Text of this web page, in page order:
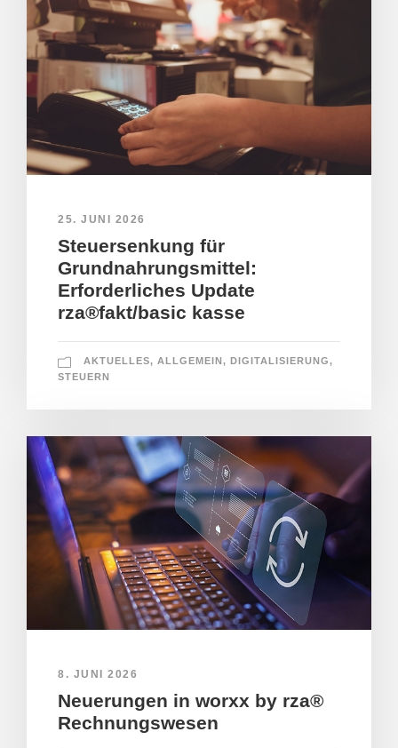
25. JUNI 2026
Steuersenkung für
Grundnahrungsmittel:
Erforderliches Update
rza®fakt/basic kasse
AKTUELLES, ALLGEMEIN, DIGITALISIERUNG,
STEUERN
8. JUNI 2026
Neuerungen in worxx by rza®
Rechnungswesen